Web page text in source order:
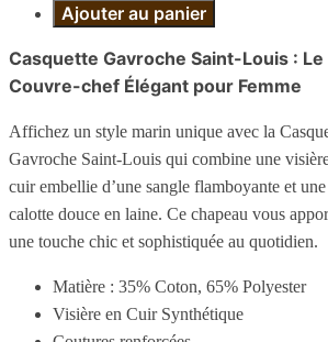
Ajouter au panier
Casquette Gavroche Saint-Louis : Le
Couvre-chef Élégant pour Femme
Affichez un style marin unique avec la
Gavroche Saint-Louis qui combine une
cuir embellie d’une sangle flamboyante et une
calotte douce en laine. Ce chapeau vous
une touche chic et sophistiquée au quotidien.
Matière : 35% Coton, 65% Polyester
Visière en Cuir Synthétique